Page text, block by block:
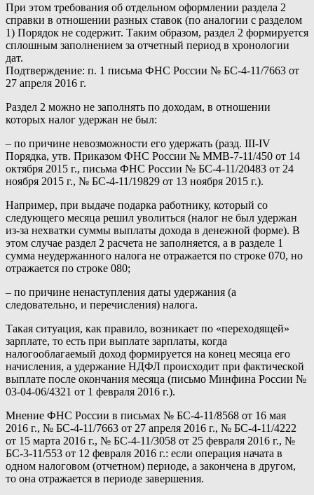
При этом требования об отдельном оформлении раздела 2
справки в отношении разных ставок (по аналогии с разделом
1) Порядок не содержит. Таким образом, раздел 2 формируется
сплошным заполнением за отчетный период в хронологии
дат.
Подтверждение: п. 1 письма ФНС России № БС-4-11/7663 от
27 апреля 2016 г.
Раздел 2 можно не заполнять по доходам, в отношении
которых налог удержан не был:
– по причине невозможности его удержать (разд. III-IV
Порядка, утв. Приказом ФНС России № ММВ-7-11/450 от 14
октября 2015 г., письма ФНС России № БС-4-11/20483 от 24
ноября 2015 г., № БС-4-11/19829 от 13 ноября 2015 г.).
Например, при выдаче подарка работнику, который со
следующего месяца решил уволиться (налог не был удержан
из-за нехватки суммы выплаты дохода в денежной форме). В
этом случае раздел 2 расчета не заполняется, а в разделе 1
сумма неудержанного налога не отражается по строке 070, но
отражается по строке 080;
– по причине ненаступления даты удержания (а
следовательно, и перечисления) налога.
Такая ситуация, как правило, возникает по «переходящей»
зарплате, то есть при выплате зарплаты, когда
налогооблагаемый доход формируется на конец месяца его
начисления, а удержание НДФЛ происходит при фактической
выплате после окончания месяца (письмо Минфина России №
03-04-06/4321 от 1 февраля 2016 г.).
Мнение ФНС России в письмах № БС-4-11/8568 от 16 мая
2016 г., № БС-4-11/7663 от 27 апреля 2016 г., № БС-4-11/4222
от 15 марта 2016 г., № БС-4-11/3058 от 25 февраля 2016 г., №
БС-3-11/553 от 12 февраля 2016 г.: если операция начата в
одном налоговом (отчетном) периоде, а закончена в другом,
то она отражается в периоде завершения.